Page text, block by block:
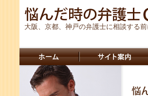
大阪、京都、神戸の弁護士に相談する前